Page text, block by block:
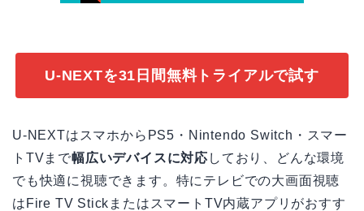
U-NEXTを31日間無料トライアルで試す
U-NEXTはスマホからPS5・Nintendo Switch・スマー
トTVまで幅広いデバイスに対応 しており、どんな環境
でも快適に視聴できます。特にテレビでの大画面視聴
はFire TV StickまたはスマートTV内蔵アプリがおすす